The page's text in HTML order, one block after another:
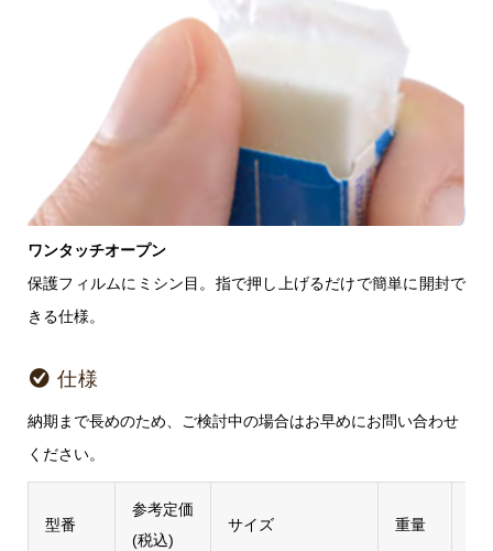
ワンタッチオープン
保護フィルムにミシン目。指で押し上げるだけで簡単に開封で
きる仕様。
仕様
納期まで長めのため、ご検討中の場合はお早めにお問い合わせ
ください。
型番
参考定価
(税込)
サイズ 重量